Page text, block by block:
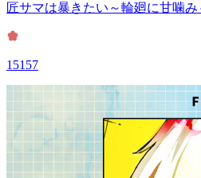
匠サマは暴きたい～輪廻に甘噛み
15157